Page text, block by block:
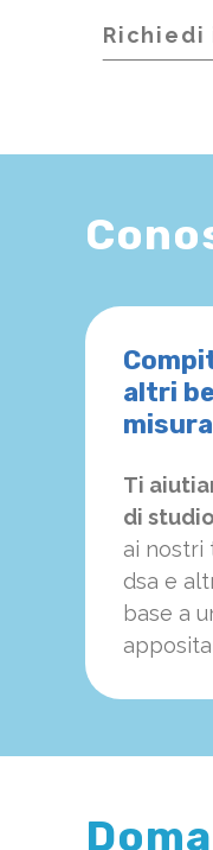
Richiedi
altri
Ti
di
ai nostri
dsa e
base a